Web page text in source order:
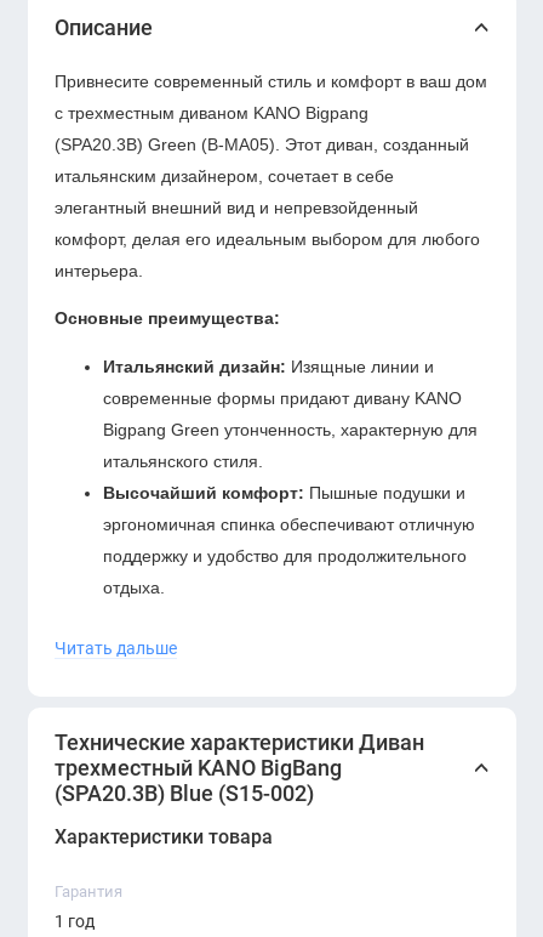
Описание
Привнесите современный стиль и комфорт в ваш дом
с трехместным диваном KANO Bigpang
(SPA20.3B) Green (B-MA05). Этот диван, созданный
итальянским дизайнером, сочетает в себе
элегантный внешний вид и непревзойденный
комфорт, делая его идеальным выбором для любого
интерьера.
Основные преимущества:
Итальянский дизайн: Изящные линии и
современные формы придают дивану KANO
Bigpang Green утонченность, характерную для
итальянского стиля.
Высочайший комфорт: Пышные подушки и
эргономичная спинка обеспечивают отличную
поддержку и удобство для продолжительного
отдыха.
долговечные материалы гарантируют
Гостиная, создавая уютное место для
семейных вечеров.
Офис, добавляя комфорт и стиль вашему
Лобби и общественные зоны, где важны
Читать дальше
Технические характеристики Диван
трехместный KANO BigBang
(SPA20.3B) Blue (S15-002)
Характеристики товара
Гарантия
1 год